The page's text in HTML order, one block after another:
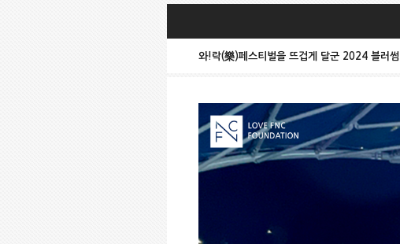
와!락(樂)페스티벌을 뜨겁게 달군 2024 블러썸